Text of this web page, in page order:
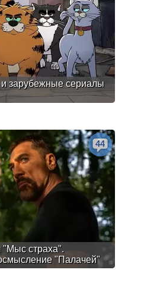
зарубежные сериалы
"Мыс страха".
"Палачей"
44